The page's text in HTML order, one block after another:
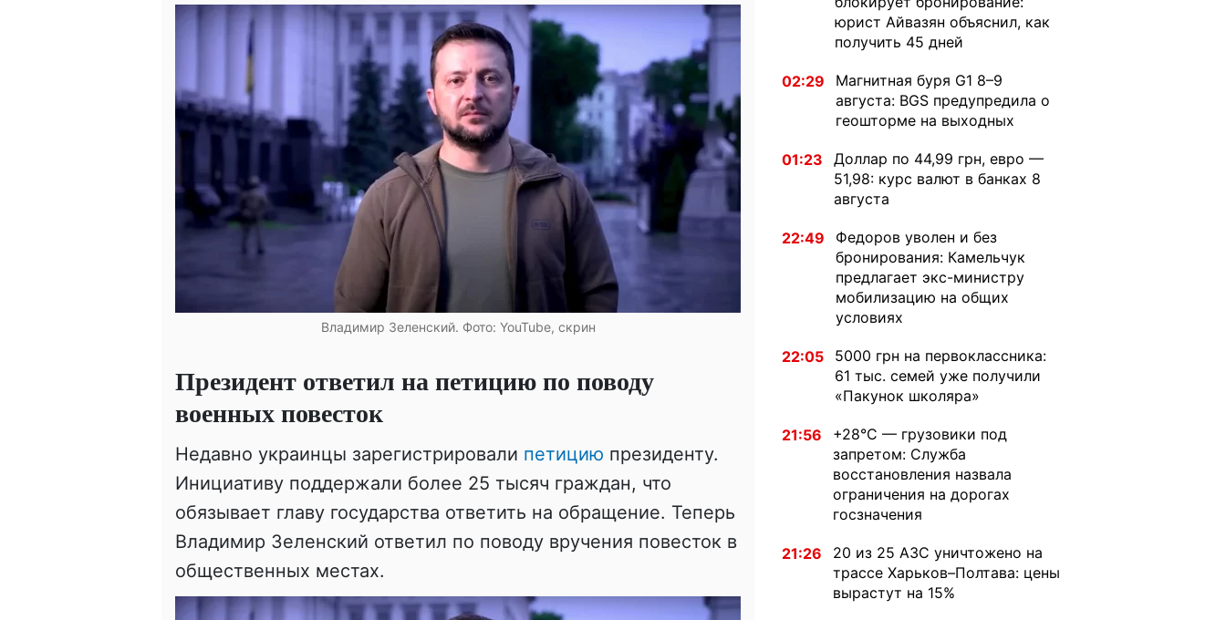
Владимир Зеленский. Фото: YouTube, скрин
Президент ответил на петицию по поводу
военных повесток
Недавно украинцы зарегистрировали петицию президенту.
Инициативу поддержали более 25 тысяч граждан, что
обязывает главу государства ответить на обращение. Теперь
Владимир Зеленский ответил по поводу вручения повесток в
общественных местах.
юрист Айвазян объяснил, как
получить 45 дней
02:29
Магнитная буря G1 8–9
августа: BGS предупредила о
геошторме на выходных
01:23
Доллар по 44,99 грн, евро —
51,98: курс валют в банках 8
августа
22:49
Федоров уволен и без
бронирования: Камельчук
предлагает экс-министру
мобилизацию на общих
условиях
22:05
5000 грн на первоклассника:
61 тыс. семей уже получили
«Пакунок школяра»
21:56
+28°C — грузовики под
запретом: Служба
восстановления назвала
ограничения на дорогах
госзначения
21:26
20 из 25 АЗС уничтожено на
трассе Харьков–Полтава: цены
вырастут на 15%